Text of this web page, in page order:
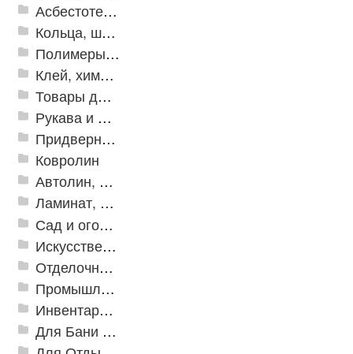
Асбестотехнические и теплоизоляционные материалы
Кольца, шайбы, манжеты
Полимеры и пластики
Клей, химия, сопутствующие товары
Товары для дома
Рукава и шланги промышленные
Придверные решетки
Ковролин
Автолин, Транслин, Линолеум
Ламинат, Кварцвиниловая плитка SPC
Сад и огород
Искусственная трава
Отделочные профили
Промышленный текстиль
Инвентарь для клининга
Для Бани и Сауны